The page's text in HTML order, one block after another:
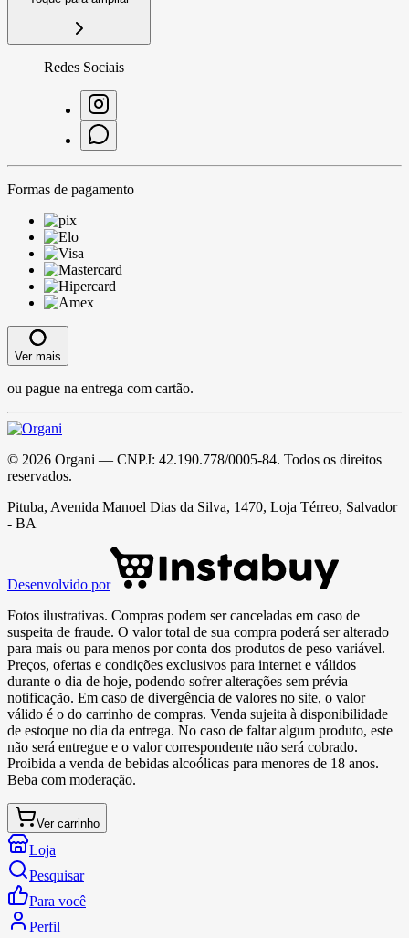
Redes Sociais
Formas de pagamento
Ver mais
ou pague na entrega com cartão.
© 2026 Organi — CNPJ: 42.190.778/0005-84. Todos os direitos
reservados.
Pituba, Avenida Manoel Dias da Silva, 1470, Loja Térreo, Salvador
- BA
Desenvolvido por
Fotos ilustrativas. Compras podem ser canceladas em caso de
suspeita de fraude. O valor total de sua compra poderá ser alterado
para mais ou para menos por conta dos produtos de peso variável.
Preços, ofertas e condições exclusivos para internet e válidos
durante o dia de hoje, podendo sofrer alterações sem prévia
notificação. Em caso de divergência de valores no site, o valor
válido é o do carrinho de compras. Venda sujeita à disponibilidade
de estoque no dia da entrega. No caso de faltar algum produto, este
não será entregue e o valor correspondente não será cobrado.
Proibida a venda de bebidas alcoólicas para menores de 18 anos.
Beba com moderação.
Ver carrinho
Loja
Pesquisar
Para você
Perfil